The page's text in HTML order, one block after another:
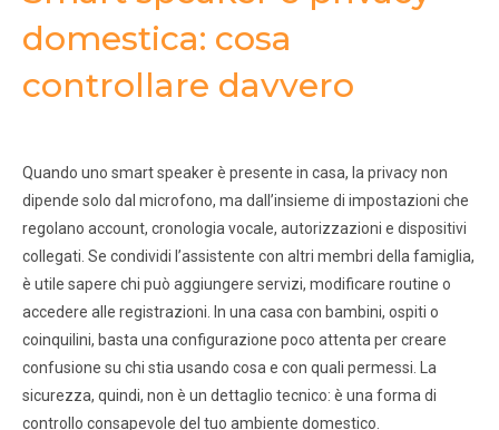
domestica: cosa
controllare davvero
Quando uno smart speaker è presente in casa, la privacy non
dipende solo dal microfono, ma dall’insieme di impostazioni che
regolano account, cronologia vocale, autorizzazioni e dispositivi
collegati. Se condividi l’assistente con altri membri della famiglia,
è utile sapere chi può aggiungere servizi, modificare routine o
accedere alle registrazioni. In una casa con bambini, ospiti o
coinquilini, basta una configurazione poco attenta per creare
confusione su chi stia usando cosa e con quali permessi. La
sicurezza, quindi, non è un dettaglio tecnico: è una forma di
controllo consapevole del tuo ambiente domestico.